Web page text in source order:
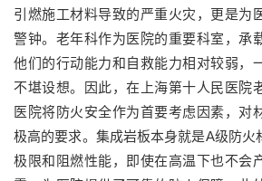
引燃施工材料导致的严重火灾，更是为
警钟。老年科作为医院的重要科室，承
他们的行动能力和自救能力相对较弱，
不堪设想。因此，在上海第十人民医院
医院将防火安全作为首要考虑因素，对
极高的要求。集成岩板本身就是A级防火
极限和阻燃性能，即使在高温下也不会